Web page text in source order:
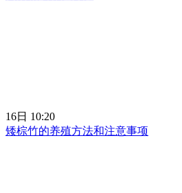
16日 10:20
矮棕竹的养殖方法和注意事项